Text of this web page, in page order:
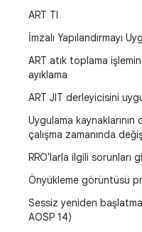
ART TI
İmzalı Yapılandırmayı
ART atık toplama
ayıklama
ART JIT derleyicisini
Uygulama kaynaklarının
çalışma zamanında
RRO'larla ilgili sorunları
Önyükleme görüntüsü
Sessiz yeniden
AOSP 14)